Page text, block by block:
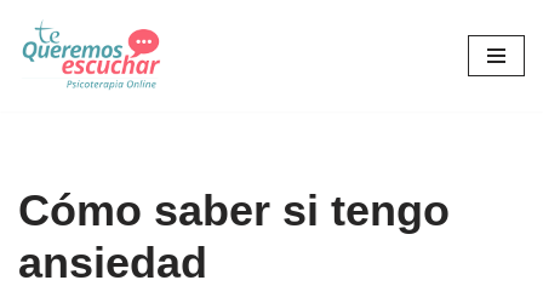
Saltar
Cómo saber si tengo
ansiedad